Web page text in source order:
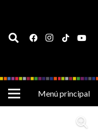
Menú principal